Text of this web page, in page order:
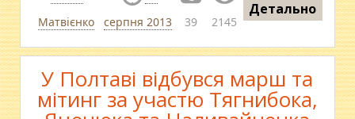
Матвієнко
серпня 2013
39 2145
Детально
У Полтаві відбувся марш та
мітинг за участю Тягнибока,